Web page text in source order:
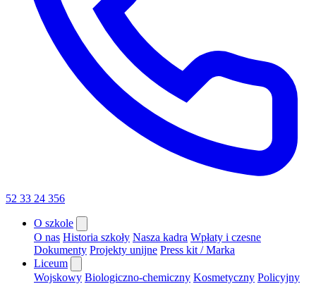
52 33 24 356
O szkole
O nas Historia szkoły Nasza kadra Wpłaty i czesne
Dokumenty Projekty unijne Press kit / Marka
Liceum
Wojskowy Biologiczno-chemiczny Kosmetyczny Policyjny